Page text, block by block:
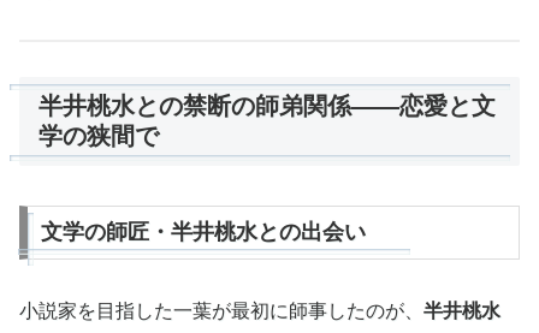
半井桃水との禁断の師弟関係——恋愛と文
学の狭間で
文学の師匠・半井桃水との出会い
小説家を目指した一葉が最初に師事したのが、 半井桃水